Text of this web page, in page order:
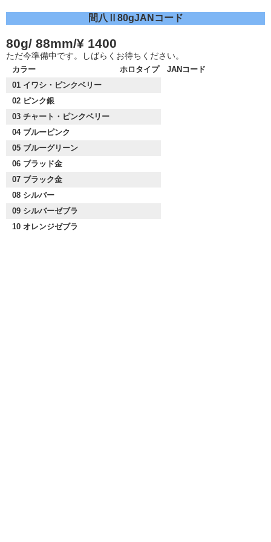
間八Ⅱ80gJANコード
80g/ 88mm/¥ 1400
ただ今準備中です。しばらくお待ちください。
カラー ホロタイプ
JANコード
01 イワシ・ピンクベリー
02 ピンク銀
03 チャート・ピンクベリー
04 ブルーピンク
05 ブルーグリーン
06 ブラッド金
07 ブラック金
08 シルバー
09 シルバーゼブラ
10 オレンジゼブラ